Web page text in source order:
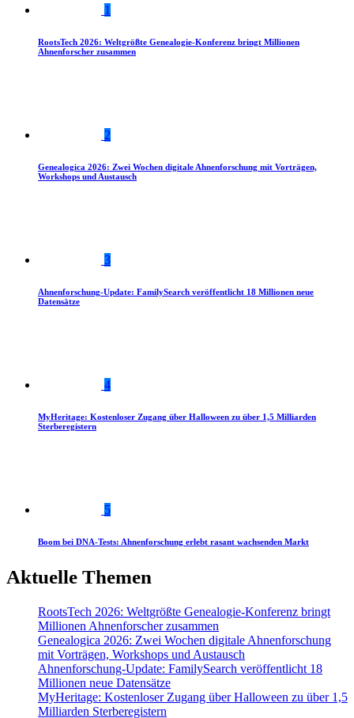
1
RootsTech 2026: Weltgrößte Genealogie-Konferenz bringt Millionen
Ahnenforscher zusammen
2
Genealogica 2026: Zwei Wochen digitale Ahnenforschung mit Vorträgen,
Workshops und Austausch
3
Ahnenforschung-Update: FamilySearch veröffentlicht 18 Millionen neue
Datensätze
4
MyHeritage: Kostenloser Zugang über Halloween zu über 1,5 Milliarden
Sterberegistern
5
Boom bei DNA-Tests: Ahnenforschung erlebt rasant wachsenden Markt
Aktuelle Themen
RootsTech 2026: Weltgrößte Genealogie-Konferenz bringt
Millionen Ahnenforscher zusammen
Genealogica 2026: Zwei Wochen digitale Ahnenforschung
mit Vorträgen, Workshops und Austausch
Ahnenforschung-Update: FamilySearch veröffentlicht 18
Millionen neue Datensätze
MyHeritage: Kostenloser Zugang über Halloween zu über 1,5
Milliarden Sterberegistern